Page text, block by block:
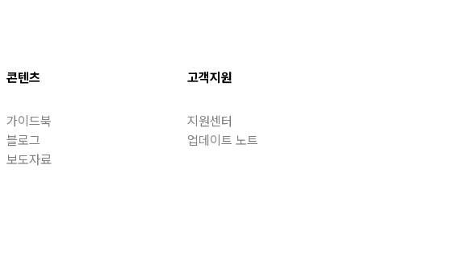
콘텐츠
가이드북
블로그
보도자료
고객지원
지원센터
업데이트 노트